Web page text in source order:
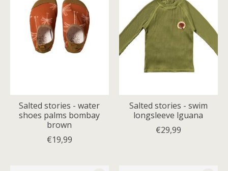
Salted stories - water
shoes palms bombay
brown
€19,99
Salted stories - swim
longsleeve lguana
€29,99